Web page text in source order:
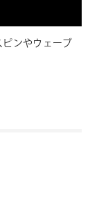
ンやウェーブ